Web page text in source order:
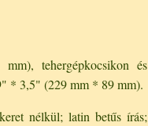
tehergépkocsikon és
* 3,5" (229 mm * 89 mm).
nélkül; latin betűs írás;